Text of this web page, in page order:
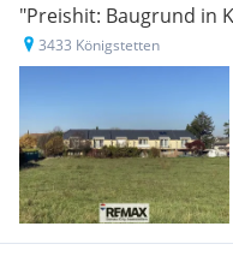
"Preishit: Baugrund in
3433 Königstetten